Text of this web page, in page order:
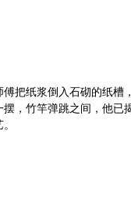
把纸浆倒入石砌的纸槽
，竹竿弹跳之间，他已